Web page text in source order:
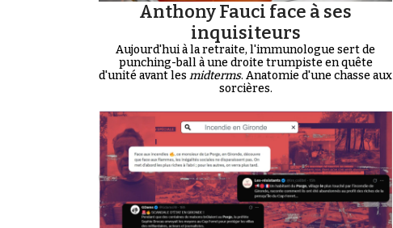
Anthony Fauci face à ses
inquisiteurs
Aujourd'hui à la retraite, l'immunologue sert de
punching-ball à une droite trumpiste en quête
d'unité avant les midterms. Anatomie d'une chasse aux
sorcières.